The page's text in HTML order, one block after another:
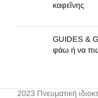
καφεΐνης
GUIDES &
φάω ή να
2023 Πνευματική